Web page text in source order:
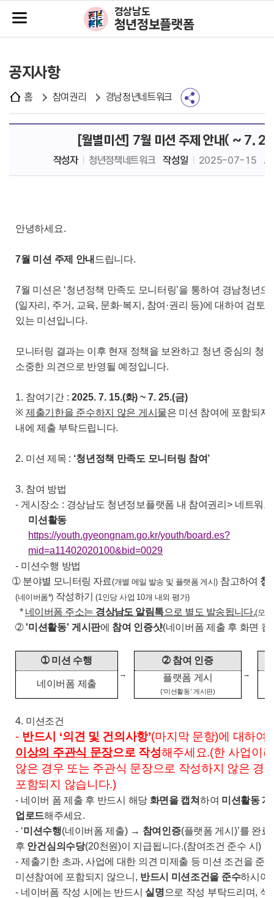
주메뉴바로가기
본문바로가기
경상남도
청년정보플랫폼
공지사항
홈 참여권리 경남청년네트워크
[월별미션] 7월 미션 주제 안내( ~ 7.
작성자 청년정책네트워크 작성일 2025-07-15
안녕하세요.
7월 미션 주제 안내 드립니다.
7월 미션은 ‘청년정책 만족도 모니터링’을 통하여 경남청년으
(일자리 , 주거 , 교육, 문화·복지 , 참여 ·권리 등)에 대하여 검토
있는 미션입니다.
모니터링 결과는 이후 현재 정책을 보완하고 청년 중심의 청
소중한 의견으로 반영될 예정입니다.
1. 참여기간 : 2025. 7. 15.(화) ~ 7. 25.(금)
※ 제출기한을 준수하지 않은 게시물은 미션 참여에 포함되지
내에 제출 부탁드립니다.
2. 미션 제목 : ‘청년정책 만족도 모니터링 참여’
3. 참여 방법
- 게시장소 : 경상남도 청년정보플랫폼 내 참여권리 > 네트워
미션활동
https://youth.gyeongnam.go.kr/youth/board.es?
mid=a11402020100&bid=0029
- 미션수행 방법
➀ 분야별 모니터링 자료(개별 메일 발송 및 플랫폼 게시) 참고하여 청
(네이버폼*) 작성하기 (1인당 사업 10개 내외 평가)
* 네이버폼 주소는 경상남도 알림톡으로 별도 발송됩니다.(모
➁'미션활동' 게시판에 참여 인증샷(네이버폼 제출 후 화면 캡
➀ 미션 수행
→
➁ 참여 인증
→
네이버폼 제출
플랫폼 게시
(‘미션활동’ 게시판)
4. 미션조건
- 반드시 ‘의견 및 건의사항’(마지막 문항)에 대하여
이상의 주관식 문장으로 작성해주세요.(한 사업이
않은 경우 또는 주관식 문장으로 작성하지 않은 경
포함되지 않습니다.)
- 네이버 폼 제출 후 반드시 해당 화면을 캡쳐하여 미션활동 게
업로드해주세요.
- ‘미션수행(네이버폼 제출) → 참여인증(플랫폼 게시 )’를 완료
후 안건심의수당(20천원)이 지급됩니다.(참여조건 준수 시)
- 제출기한 초과, 사업에 대한 의견 미제출 등 미션 조건을 준
미션참여에 포함되지 않으니 , 반드시 미션조건을 준수하시어
- 네이버폼 작성 시에는 반드시 실명으로 작성 부탁드리며, 식